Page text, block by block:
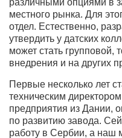
различными опциями в
местного рынка. Для
отдел. Естественно,
утвердить у датских
может стать групповой,
внедрения и на других
Первые несколько лет
техническим
предприятия из Дании,
по развитию завода.
работу в Сербии, а наш